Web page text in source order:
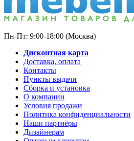
Пн-Пт: 9:00-18:00 (Москва)
Дисконтная карта
Доставка, оплата
Контакты
Пункты выдачи
Сборка и установка
О компании
Условия продажи
Политика конфиденциальности
Наши партнёры
Дизайнерам